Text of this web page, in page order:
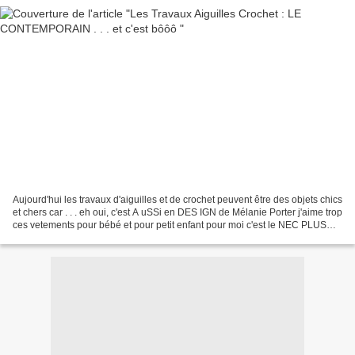
Aujourd'hui les travaux d'aiguilles et de crochet peuvent être des objets chics
et chers car . . . eh oui, c'est A uSSi en DES IGN de Mélanie Porter j'aime trop
ces vetements pour bébé et pour petit enfant pour moi c'est le NEC PLUS